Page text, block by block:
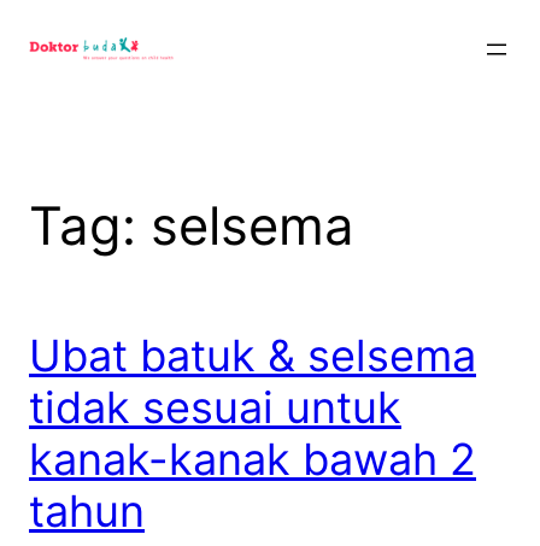
Tag: selsema
Ubat batuk & selsema
tidak sesuai untuk
kanak-kanak bawah 2
tahun